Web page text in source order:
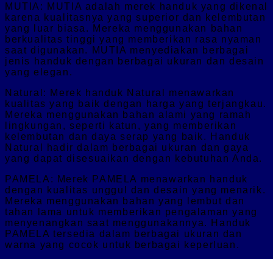
MUTIA: MUTIA adalah merek handuk yang dikenal
karena kualitasnya yang superior dan kelembutan
yang luar biasa. Mereka menggunakan bahan
berkualitas tinggi yang memberikan rasa nyaman
saat digunakan. MUTIA menyediakan berbagai
jenis handuk dengan berbagai ukuran dan desain
yang elegan.
Natural: Merek handuk Natural menawarkan
kualitas yang baik dengan harga yang terjangkau.
Mereka menggunakan bahan alami yang ramah
lingkungan, seperti katun, yang memberikan
kelembutan dan daya serap yang baik. Handuk
Natural hadir dalam berbagai ukuran dan gaya
yang dapat disesuaikan dengan kebutuhan Anda.
PAMELA: Merek PAMELA menawarkan handuk
dengan kualitas unggul dan desain yang menarik.
Mereka menggunakan bahan yang lembut dan
tahan lama untuk memberikan pengalaman yang
menyenangkan saat menggunakannya. Handuk
PAMELA tersedia dalam berbagai ukuran dan
warna yang cocok untuk berbagai keperluan.